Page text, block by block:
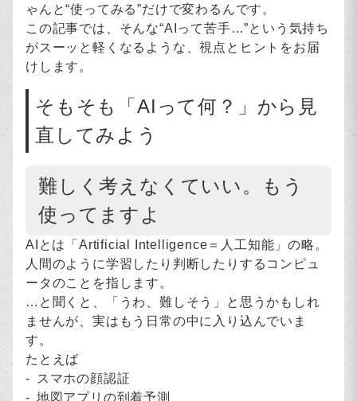
ゃんと“使ってみる”だけで変わるんです。
この記事では、そんな“AIって苦手…”という気持ち
がスーッと軽くなるような、視点とヒントをお届
けします。
そもそも「AIって何？」から見
直してみよう
難しく考えなくていい。もう
使ってますよ
AIとは「Artificial Intelligence＝人工知能」の略。
人間のように学習したり判断したりするコンピュ
ータのことを指します。
…と聞くと、「うわ、難しそう」と思うかもしれ
ませんが、実はもう日常の中に入り込んでいま
す。
たとえば
スマホの顔認証
地図アプリの到着予測